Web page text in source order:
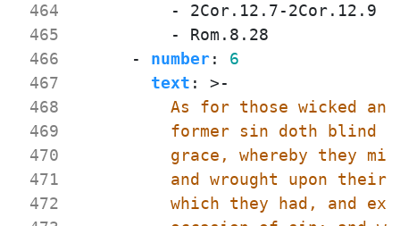
464
465
466
467
468
469
470
471
472
- 2Cor.12.7-2Cor.12.9
- Rom.8.28
- number:
6
text : >-